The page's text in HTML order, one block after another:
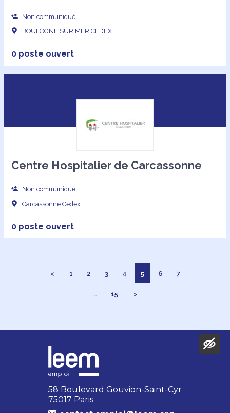
Non communiqué
BOULOGNE SUR MER CEDEX
0 poste ouvert
Centre Hospitalier de Carcassonne
Non communiqué
Carcassonne Cedex
0 poste ouvert
< 1 2 3 4 5 6 7
… 15 >
58 Boulevard Gouvion-Saint-Cyr
75017 Paris